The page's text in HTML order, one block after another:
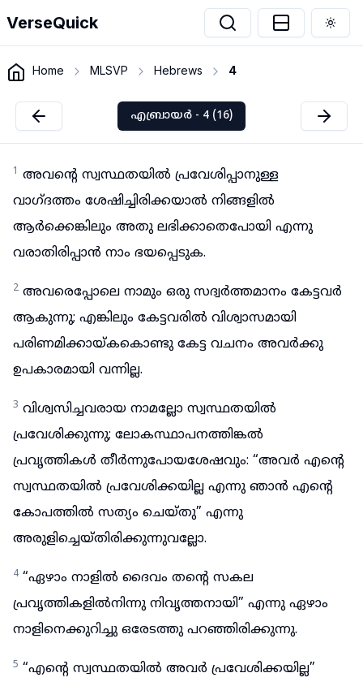
VerseQuick
Home MLSVP Hebrews 4
എബ്രായർ - 4 (16)
1 അവന്റെ സ്വസ്ഥതയിൽ പ്രവേശിപ്പാനുള്ള
വാഗ്ദത്തം ശേഷിച്ചിരിക്കയാൽ നിങ്ങളിൽ
ആർക്കെങ്കിലും അതു ലഭിക്കാതെപോയി എന്നു
വരാതിരിപ്പാൻ നാം ഭയപ്പെടുക.
2 അവരെപ്പോലെ നാമും ഒരു സദ്വർത്തമാനം കേട്ടവർ
ആകുന്നു; എങ്കിലും കേട്ടവരിൽ വിശ്വാസമായി
പരിണമിക്കായ്കകൊണ്ടു കേട്ട വചനം അവർക്കു
ഉപകാരമായി വന്നില്ല.
3 വിശ്വസിച്ചവരായ നാമല്ലോ സ്വസ്ഥതയിൽ
പ്രവേശിക്കുന്നു; ലോകസ്ഥാപനത്തിങ്കൽ
പ്രവൃത്തികൾ തീർന്നുപോയശേഷവും: “അവർ എന്റെ
സ്വസ്ഥതയിൽ പ്രവേശിക്കയില്ല എന്നു ഞാൻ എന്റെ
കോപത്തിൽ സത്യം ചെയ്തു” എന്നു
അരുളിച്ചെയ്തിരിക്കുന്നുവല്ലോ.
4 “ഏഴാം നാളിൽ ദൈവം തന്റെ സകല
പ്രവൃത്തികളിൽനിന്നു നിവൃത്തനായി” എന്നു ഏഴാം
നാളിനെക്കുറിച്ചു ഒരേടത്തു പറഞ്ഞിരിക്കുന്നു.
5 “എന്റെ സ്വസ്ഥതയിൽ അവർ പ്രവേശിക്കയില്ല”